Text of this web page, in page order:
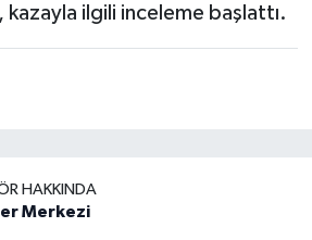
kazayla ilgili inceleme başlattı.
HAKKINDA
Merkezi